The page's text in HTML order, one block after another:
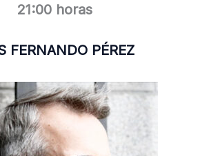
21:00 horas
FERNANDO PÉREZ